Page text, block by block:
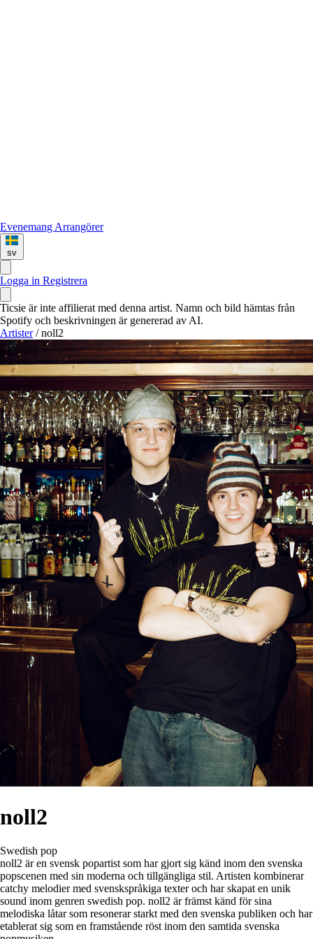
Evenemang Arrangörer
sv
Logga in Registrera
Ticsie är inte affilierat med denna artist. Namn och bild hämtas från
Spotify och beskrivningen är genererad av AI.
Artister / noll2
noll2
Swedish pop
noll2 är en svensk popartist som har gjort sig känd inom den svenska
popscenen med sin moderna och tillgängliga stil. Artisten kombinerar
catchy melodier med svenskspråkiga texter och har skapat en unik
sound inom genren swedish pop. noll2 är främst känd för sina
melodiska låtar som resonerar starkt med den svenska publiken och har
etablerat sig som en framstående röst inom den samtida svenska